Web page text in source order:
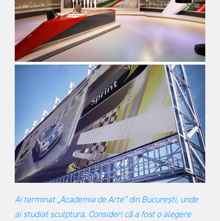
Ai terminat „Academia de Arte” din București, unde
ai studiat sculptura. Consideri că a fost o alegere